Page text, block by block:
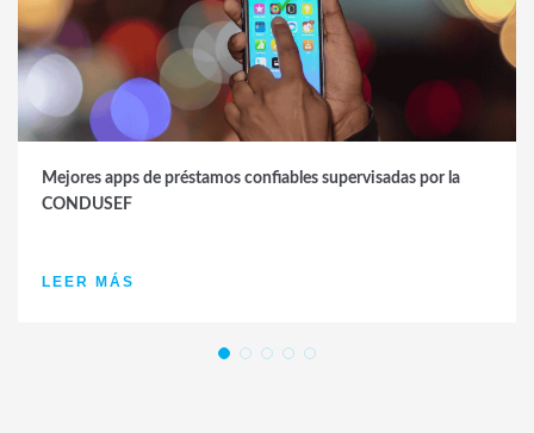
Mejores apps de préstamos confiables supervisadas por la
CONDUSEF
LEER MÁS